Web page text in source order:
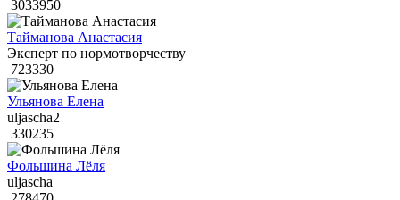
3033950
Тайманова Анастасия
Эксперт по нормотворчеству
723330
Ульянова Елена
uljascha2
330235
Фольшина Лёля
uljascha